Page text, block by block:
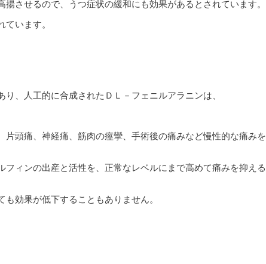
させるので、うつ症状の緩和にも効果があるとされています。
います。
、人工的に合成されたＤＬ－フェニルアラニンは、
頭痛、神経痛、筋肉の痙攣、手術後の痛みなど慢性的な痛みを
ィンの出産と活性を、正常なレベルにまで高めて痛みを抑える
効果が低下することもありません。